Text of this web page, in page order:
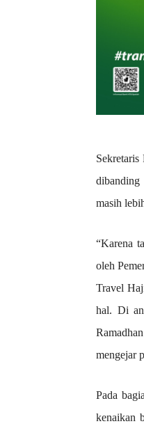
dibanding
masih
“Karena
oleh
Travel
hal. Di
mengejar
Pada
kenaikan